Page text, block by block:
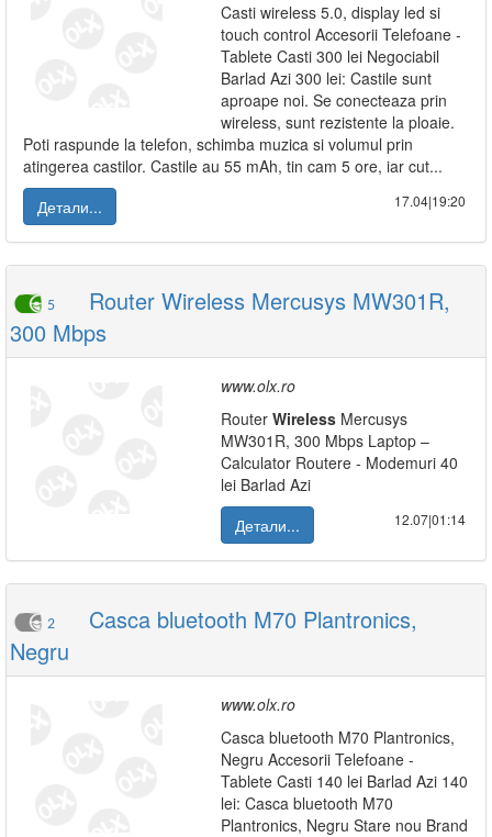
Casti wireless 5.0, display led si
touch control Accesorii Telefoane -
Tablete Casti 300 lei Negociabil
Barlad Azi 300 lei: Castile sunt
aproape noi. Se conecteaza prin
wireless, sunt rezistente la ploaie.
Poti raspunde la telefon, schimba muzica si volumul prin
atingerea castilor. Castile au 55 mAh, tin cam 5 ore, iar cut...
Детали...
17.04|19:20
5
Router Wireless Mercusys MW301R,
300 Mbps
www.olx.ro
Router Wireless Mercusys
MW301R, 300 Mbps Laptop –
Calculator Routere - Modemuri 40
lei Barlad Azi
Детали...
12.07|01:14
2
Casca bluetooth M70 Plantronics,
Negru
www.olx.ro
Casca bluetooth M70 Plantronics,
Negru Accesorii Telefoane -
Tablete Casti 140 lei Barlad Azi 140
lei: Casca bluetooth M70
Plantronics, Negru Stare nou Brand